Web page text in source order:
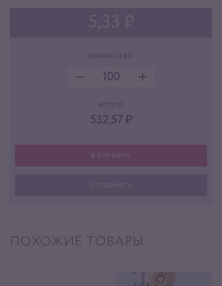
КОЛИЧЕСТВО
ИТОГО
532,57 ₽
В КОРЗИНУ
ПОХОЖИЕ ТОВАРЫ